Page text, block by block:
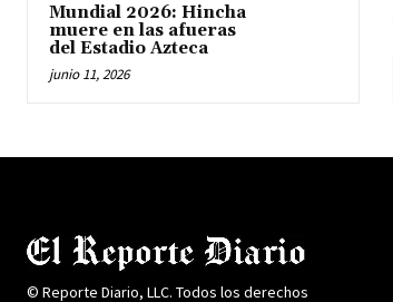
Mundial 2026: Hincha
muere en las afueras
del Estadio Azteca
junio 11, 2026
© Reporte Diario, LLC. Todos los derechos